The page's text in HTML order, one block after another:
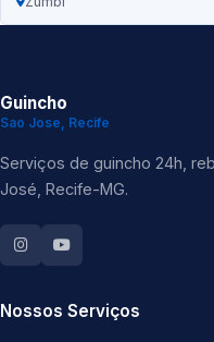
Guincho
Sao Jose, Recife
Serviços de guincho 24h,
José, Recife-MG.
Nossos Serviços